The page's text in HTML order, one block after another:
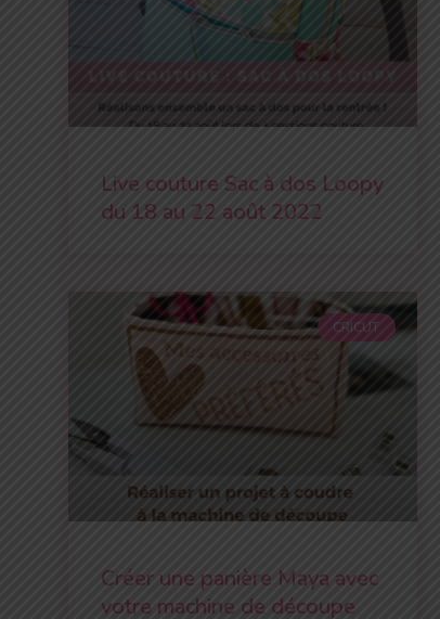
Live couture Sac à dos Loopy
du 18 au 22 août 2022
CRICUT
Créer une panière Maya avec
votre machine de découpe